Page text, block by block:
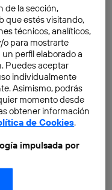
en2019, con otro
Kingdom Tower
de la sección,
que estés visitando,
técnicos, analíticos,
o para mostrarte
perfil elaborado a
Puedes aceptar
individualmente
Asimismo, podrás
momento desde
obtener información
de Cookies.
impulsada por
la tecnología Utiq para
digital o análisis